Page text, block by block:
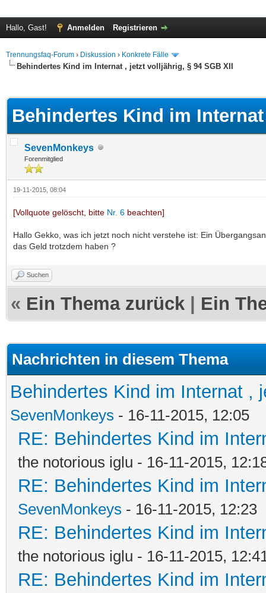
Hallo, Gast! Anmelden Registrieren
Trennungsfaq-Forum › Diskussion › Konkrete Fälle
Behindertes Kind im Internat , jetzt volljährig, § 94 SGB XII
Behindertes Kind im
SevenMonkeys
Forenmitglied
19-11-2015, 08:04
[Vollquote gelöscht, bitte Nr. 6 beachten]
Hallo Gekko, was ich jetzt noch nicht verstehe ist: Ein
das Geld trotzdem haben ?
Suchen
« Ein Thema zurück Ein
Nachrichten in diesem Thema
Behindertes Kind im Internat ,
SevenMonkeys - 16-11-2015, 12:05
RE: Behindertes Kind im
the notorious iglu - 16-11-2015,
RE: Behindertes Kind im
SevenMonkeys - 16-11-2015, 12:23
RE: Behindertes Kind im
the notorious iglu - 16-11-2015,
RE: Behindertes Kind im